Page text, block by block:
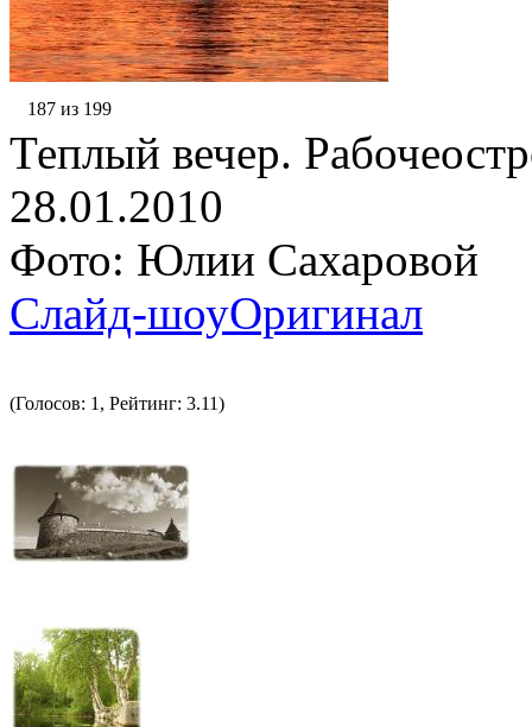
187 из 199
Теплый вечер.
28.01.2010
Фото: Юлии Сахаровой
Слайд-шоуОригинал
(Голосов: 1, Рейтинг: 3.11)